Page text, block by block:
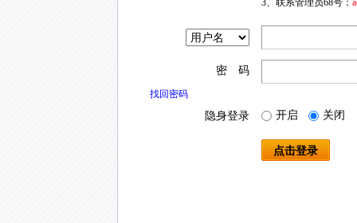
3、联系管理员68号：
密 码
找回密码
隐身登录 开启 关闭
点击登录